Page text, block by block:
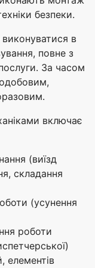
безпеки.
в
повне з
За часом
включає
(виїзд
складання
(усунення
роботи
елементів